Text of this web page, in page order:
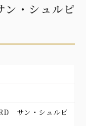
・シュルピ
サン・シュルピ